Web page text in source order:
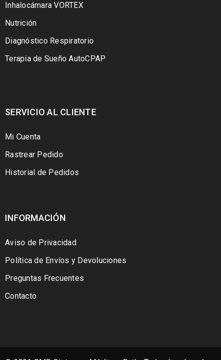
Inhalocámara VORTEX
Nutrición
Diagnóstico Respiratorio
Terapia de Sueño AutoCPAP
SERVICIO AL CLIENTE
Mi Cuenta
Rastrear Pedido
Historial de Pedidos
INFORMACIÓN
Aviso de Privacidad
Política de Envíos y Devoluciones
Preguntas Frecuentes
Contacto